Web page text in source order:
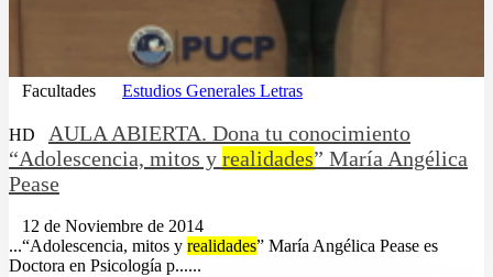
Facultades Estudios Generales Letras
HD
AULA ABIERTA. Dona tu conocimiento
“Adolescencia, mitos y realidades” María Angélica
Pease
12 de Noviembre de 2014
...“Adolescencia, mitos y realidades” María Angélica Pease es
Doctora en Psicología p......